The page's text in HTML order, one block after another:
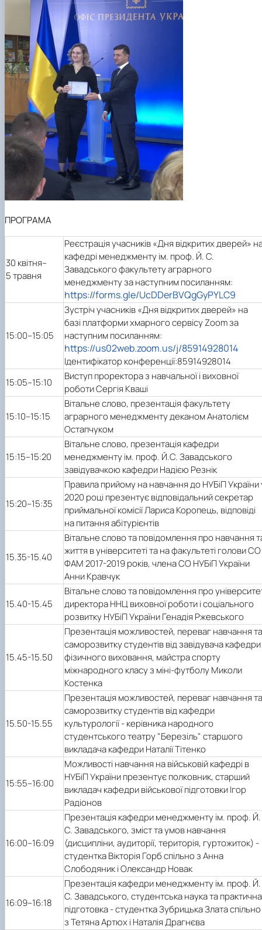
ПРОГРАМА
30 квітня–
5 травня
Реєстрація учасників «Дня відкритих дверей»
кафедрі менеджменту ім. проф. Й. С.
Завадського факультету аграрного
менеджменту за наступним посиланням:
https://forms.gle/UcDDerBVQgGyPYLC9
15:00–15:05
Зустріч учасників «Дня відкритих дверей» на
базі платформи хмарного сервісу Zoom за
наступним посиланням:
https://us02web.zoom.us/j/85914928014
Ідентифікатор конференції:85914928014
15:05–15:10
Виступ проректора з навчальної і виховної
роботи Сергія Кваші
15:10–15:15
Вітальне слово, презентація факультету
аграрного менеджменту деканом Анатолієм
Остапчуком
15:15–15:20
Вітальне слово, презентація кафедри
менеджменту ім. проф. Й.С. Завадського
завідувачкою кафедри Надією Резнік
15:20–15:35
Правила прийому на навчання до НУБіП України
2020 році презентує відповідальний секретар
приймальної комісії Лариса Коропець, відповіді
на питання абітурієнтів
15.35-15.40
Вітальне слово та повідомлення про навчання
життя в університеті та на факультеті голови СО
ФАМ 2017-2019 років, члена СО НУБіП України
Анни Кравчук
15.40-15.45
Вітальне слово та повідомлення про
директора ННЦ виховної роботи і соціального
розвитку НУБіП України Генадія Ржевського
15.45-15.50
Презентація можливостей, переваг навчання та
саморозвитку студентів від завідувача кафедри
фізичного виховання, майстра спорту
міжнародного класу з міні-футболу Миколи
Костенка
15.50-15.55
Презентація можливостей, переваг навчання та
саморозвитку студентів від кафедри
культурології - керівника народного
студентського театру "Березіль" старшого
викладача кафедри Наталії Тітенко
15:55–16:00
Можливості навчання на військовій кафедрі в
НУБіП України презентує полковник, старший
викладач кафедри військової підготовки Ігор
Радіонов
16:00–16:09
Презентація кафедри менеджменту ім. проф. Й.
С. Завадського, зміст та умов навчання
(дисципліни, аудиторії, територія, гуртожиток) -
студентка Вікторія Горб спільно з Анна
Слободяник і Олександр Новак
16:09–16:18
Презентація кафедри менеджменту ім. проф. Й.
С. Завадського, студентська наука та практична
підготовка - студентка Зубрицька Злата спільно
з Тетяна Артюх і Наталія Драгнєва